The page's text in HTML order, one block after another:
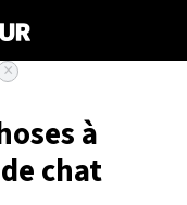
à
chat
×